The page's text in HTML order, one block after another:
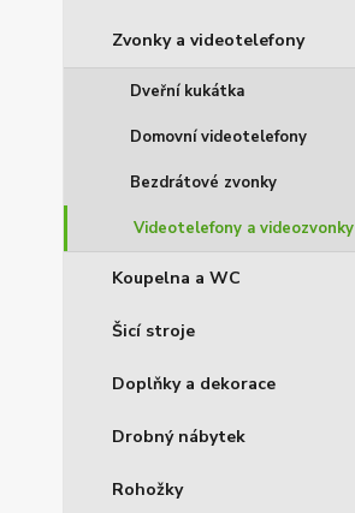
Zvonky a videotelefony
Dveřní kukátka
Domovní videotelefony
Bezdrátové zvonky
Videotelefony a videozvonky
Koupelna a WC
Šicí stroje
Doplňky a dekorace
Drobný nábytek
Rohožky